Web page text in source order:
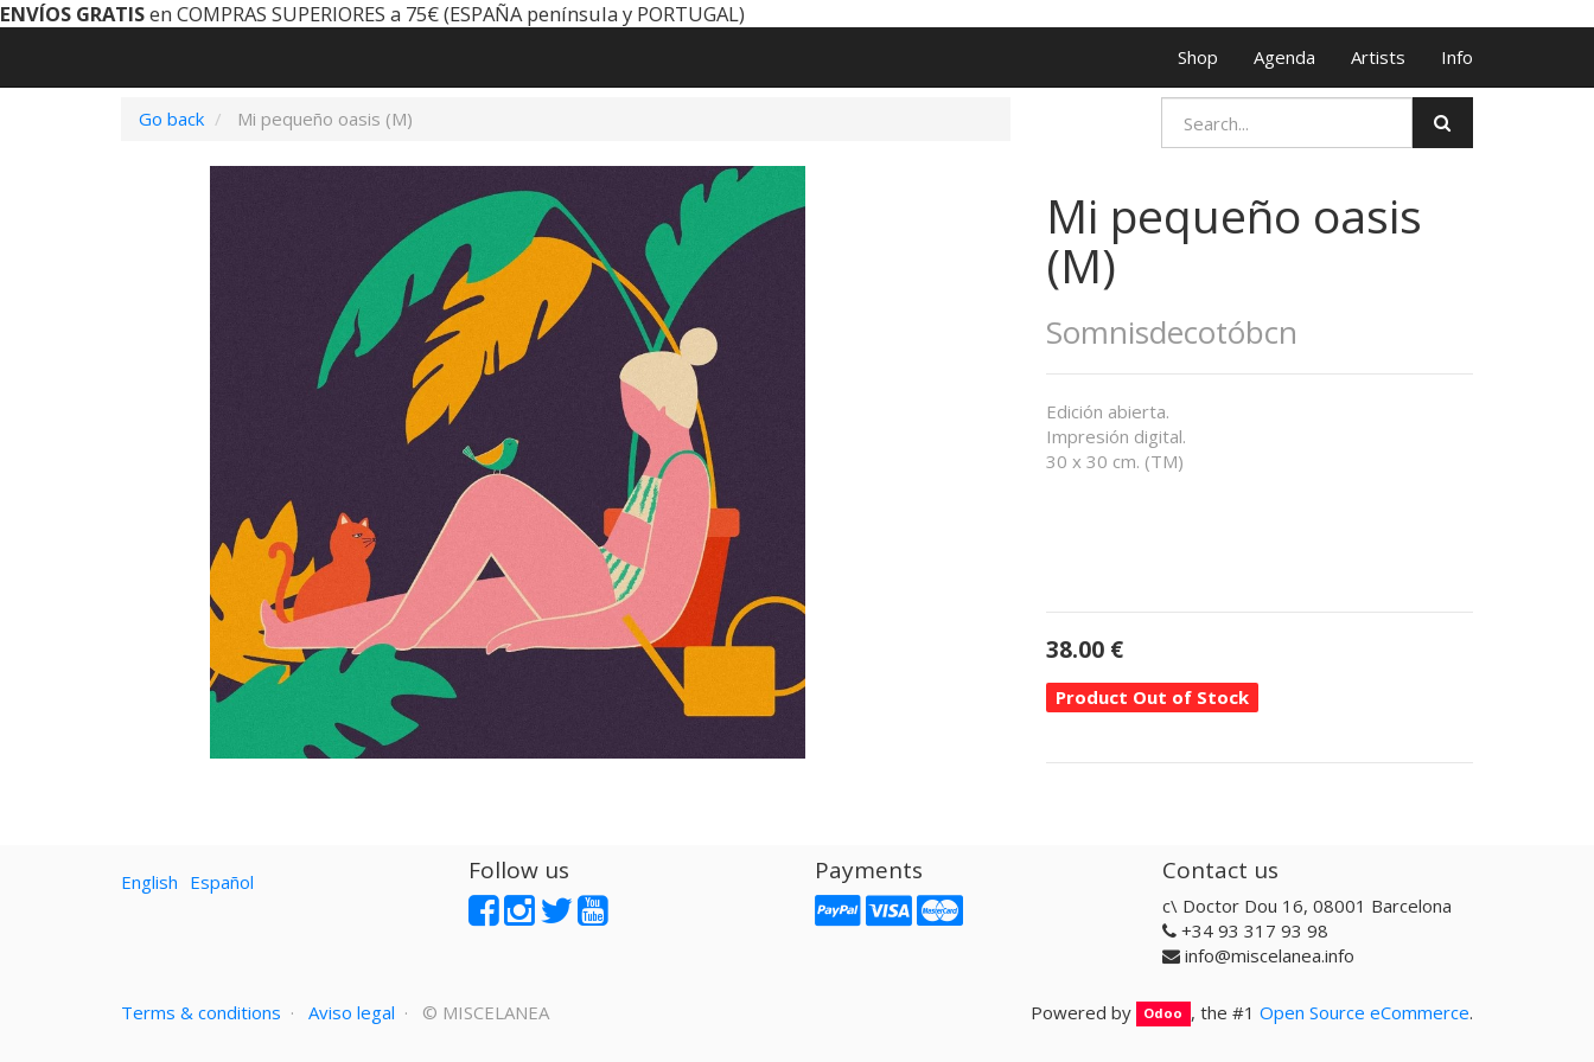
ENVÍOS GRATISen COMPRAS SUPERIORES a 75€ (ESPAÑA península y PORTUGAL)
Shop Agenda Artists Info
Go back Mi pequeño oasis (M)
Mi pequeño oasis
(M)
Somnisdecotóbcn
Edición abierta.
Impresión digital.
30 x 30 cm. (TM)
38.00 €
Product Out of Stock
English Español Follow us Payments Contact us
c\ Doctor Dou 16, 08001 Barcelona
+34 93 317 93 98
info@miscelanea.info
Powered by Odoo , the #1 Open Source eCommerce.
Terms & conditions · Aviso legal · © MISCELANEA